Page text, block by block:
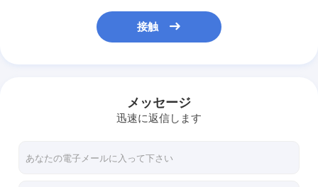
接触
メッセージ
迅速に返信します